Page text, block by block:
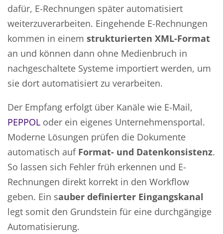
dafür, E-Rechnungen später automatisiert
weiterzuverarbeiten. Eingehende E-Rechnungen
kommen in einem strukturierten XML-Format
an und können dann ohne Medienbruch in
nachgeschaltete Systeme importiert werden, um
sie dort automatisiert zu verarbeiten.
Der Empfang erfolgt über Kanäle wie E-Mail,
PEPPOL oder ein eigenes Unternehmensportal.
Moderne Lösungen prüfen die Dokumente
automatisch auf Format- und Datenkonsistenz.
So lassen sich Fehler früh erkennen und E-
Rechnungen direkt korrekt in den Workflow
geben. Ein sauber definierter Eingangskanal
legt somit den Grundstein für eine durchgängige
Automatisierung.